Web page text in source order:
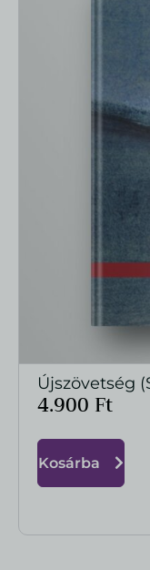
Újszövetség
4.900 Ft
Kosárba